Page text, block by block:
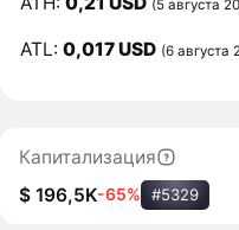
(5 августа
ATL:0,017 USD (6 августа
Капитализация
$ 196,5K-65% #5329